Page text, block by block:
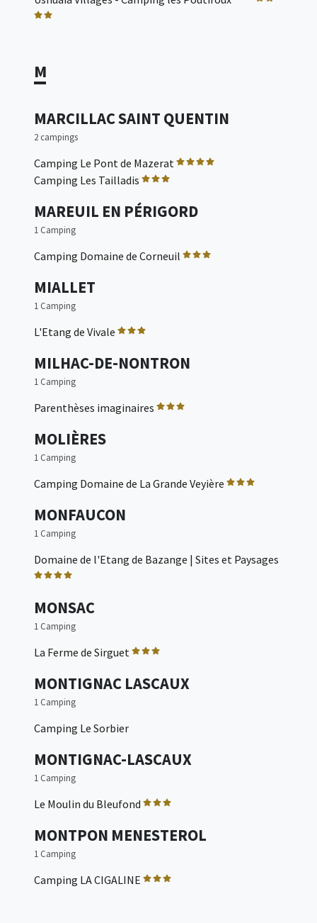
M
MARCILLAC SAINT QUENTIN
2 campings
Camping Le Pont de Mazerat
Camping Les Tailladis
MAREUIL EN PÉRIGORD
1 Camping
Camping Domaine de Corneuil
MIALLET
1 Camping
L'Etang de Vivale
MILHAC-DE-NONTRON
1 Camping
Parenthèses imaginaires
MOLIÈRES
1 Camping
Camping Domaine de La Grande Veyière
MONFAUCON
1 Camping
Domaine de l'Etang de Bazange | Sites et Paysages
MONSAC
1 Camping
La Ferme de Sirguet
MONTIGNAC LASCAUX
1 Camping
Camping Le Sorbier
MONTIGNAC-LASCAUX
1 Camping
Le Moulin du Bleufond
MONTPON MENESTEROL
1 Camping
Camping LA CIGALINE